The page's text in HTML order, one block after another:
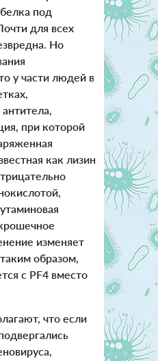
под
для всех
Но
у части людей в
при которой
как лизин
изменяет
образом,
с PF4 вместо
что если